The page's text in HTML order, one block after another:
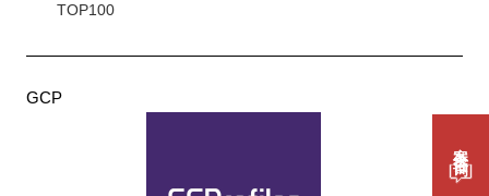
TOP100
GCP